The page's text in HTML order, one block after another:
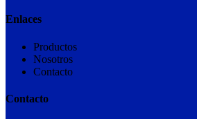
Enlaces
Productos
Nosotros
Contacto
Contacto